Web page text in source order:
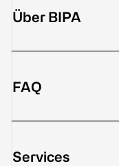
Über BIPA
FAQ
Services